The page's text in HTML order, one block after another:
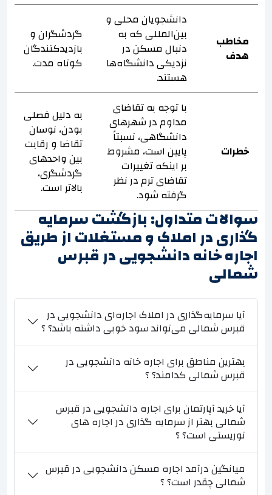
مخاطب
هدف
دانشجویان محلی و
بین‌المللی که به
دنبال مسکن در
نزدیکی دانشگاه‌ها
هستند.
گردشگران و
بازدیدکنندگان
کوتاه مدت.
خطرات
با توجه به تقاضای
مداوم در شهرهای
دانشگاهی، نسبتاً
پایین است، مشروط
بر اینکه تغییرات
تقاضای ترم در نظر
گرفته شود.
به دلیل فصلی
بودن، نوسان
تقاضا و رقابت
بین واحدهای
گردشگری،
بالاتر است.
سوالات متداول: بازگشت سرمایه
گذاری در املاک و مستغلات از طریق
اجاره خانه دانشجویی در قبرس
شمالی
آیا سرمایه‌گذاری در املاک اجاره‌ای دانشجویی در
قبرس شمالی می‌تواند سود خوبی داشته باشد؟ ؟
بهترین مناطق برای اجاره خانه دانشجویی در
قبرس شمالی کدامند؟ ؟
آیا خرید آپارتمان برای اجاره دانشجویی در قبرس
شمالی بهتر از سرمایه گذاری در اجاره های
توریستی است؟ ؟
میانگین درآمد اجاره مسکن دانشجویی در قبرس
شمالی چقدر است؟ ؟